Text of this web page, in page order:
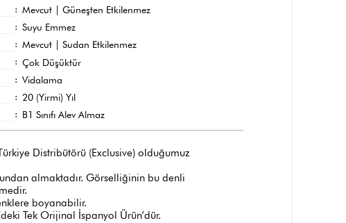
: Mevcut | Güneşten Etkilenmez
: Suyu Emmez
: Mevcut | Sudan Etkilenmez
: Çok Düşüktür
: Vidalama
: 20 (Yirmi) Yıl
: B1 Sınıfı Alev Almaz
Distribütörü (Exclusive) olduğumuz
almaktadır. Görselliğinin bu denli
boyanabilir.
Tek Orijinal İspanyol Ürün’dür.